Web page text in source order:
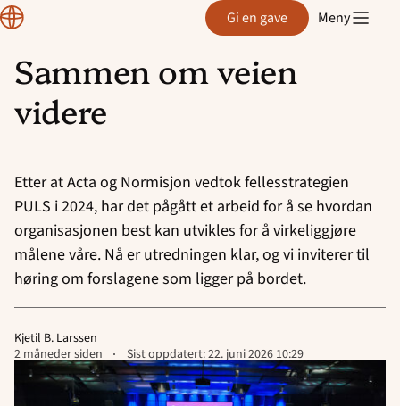
Hopp
innhold
Normisjon Gi en gave Meny
Sammen om veien
videre
Etter at Acta og Normisjon vedtok fellesstrategien
PULS i 2024, har det pågått et arbeid for å se hvordan
organisasjonen best kan utvikles for å virkeliggjøre
målene våre. Nå er utredningen klar, og vi inviterer til
høring om forslagene som ligger på bordet.
Kjetil B. Larssen
Lagt
ut
2 måneder siden Sist oppdatert:22. juni 2026 10:29